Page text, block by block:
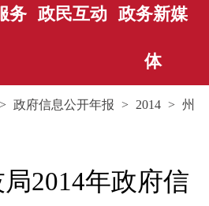
务 政民互动 政务新媒
体
> 政府信息公开年报 > 2014 > 州
2014年政府信